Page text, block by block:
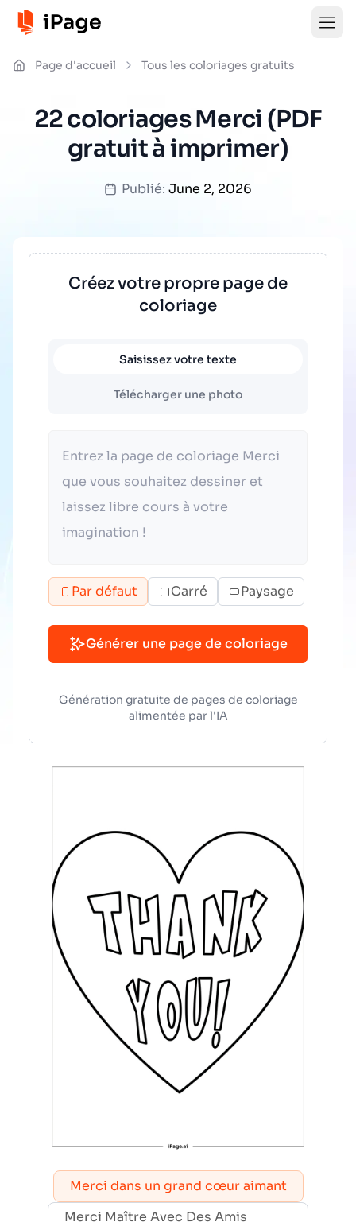
Page d'accueil Tous les coloriages gratuits
22 coloriages Merci (PDF
gratuit à imprimer)
Publié: June 2, 2026
Merci dans un grand cœur aimant
Merci Maître Avec Des Amis
Créez votre propre page de
coloriage
Saisissez votre texte
Télécharger une photo
Par défaut Carré Paysage
Générer une page de coloriage
Génération gratuite de pages de coloriage
alimentée par l'IA